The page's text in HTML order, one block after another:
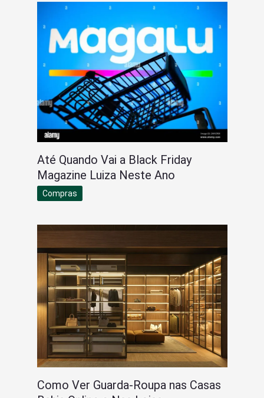
Até Quando Vai a Black Friday
Magazine Luiza Neste Ano
Compras
Como Ver Guarda-Roupa nas Casas